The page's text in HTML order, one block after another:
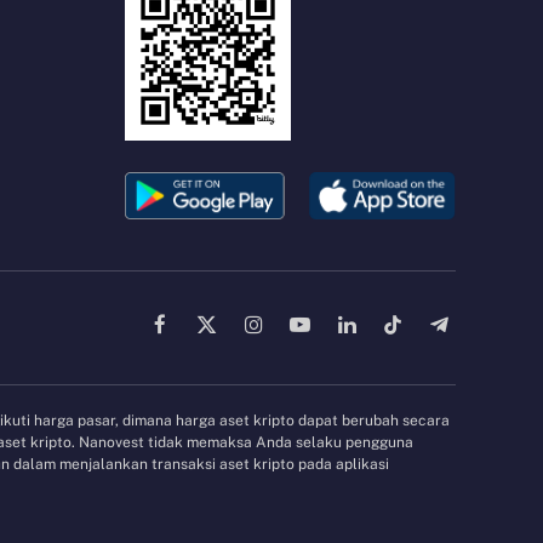
Facebook
X
InstagramYouTubeLinkedInTikTokTelegram
harga pasar, dimana harga aset kripto dapat berubah secara
kripto. Nanovest tidak memaksa Anda selaku pengguna
dalam menjalankan transaksi aset kripto pada aplikasi